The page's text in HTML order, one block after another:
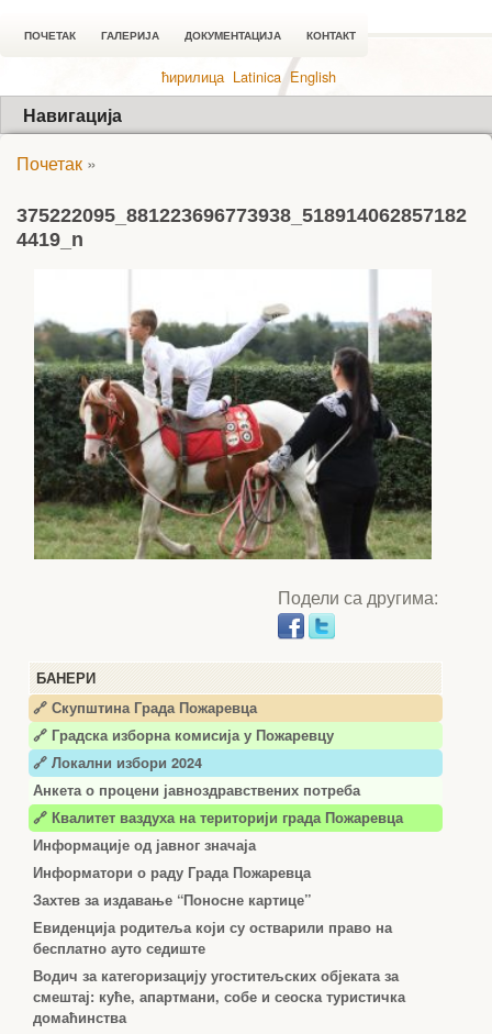
ПОЧЕТАК ГАЛЕРИЈА ДОКУМЕНТАЦИЈА КОНТАКТ
ћирилица Latinica English
Навигација
БАНЕРИ
🔗 Скупштина Града Пожаревца
🔗 Градска изборна комисија у Пожаревцу
🔗 Локални избори 2024
Анкета о процени јавноздравствених потреба
🔗 Квалитет ваздуха на територији града Пожаревца
Информације од јавног значаја
Информатори о раду Града Пожаревца
Захтев за издавање “Поносне картице”
Евиденција родитеља који су остварили право на
бесплатно ауто седиште
Водич за категоризацију угоститељских објеката за
смештај: куће, апартмани, собе и сеоска туристичка
домаћинства
Почетак »
375222095_881223696773938_518914062857182
4419_n
Подели са другима: